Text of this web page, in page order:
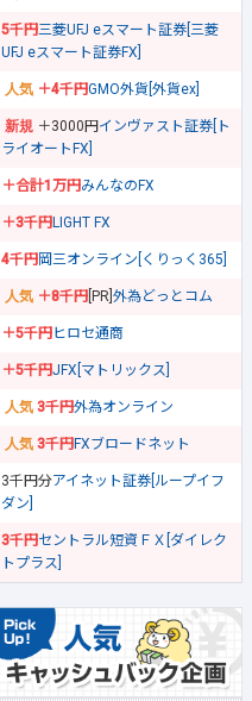
5千円三菱UFJ eスマート証券[三菱
UFJ eスマート証券FX]
＋4千円GMO外貨[外貨ex]
＋3000円 インヴァスト証券[ト
ライオートFX]
＋合計1万円みんなのFX
＋3千円LIGHT FX
4千円岡三オンライン[くりっく365]
＋8千円 [PR] 外為どっとコム
＋5千円ヒロセ通商
＋5千円JFX[マトリックス]
3千円外為オンライン
3千円FXブロードネット
3千円分アイネット証券[ループイフ
ダン]
3千円セントラル短資ＦＸ[ダイレク
トプラス]